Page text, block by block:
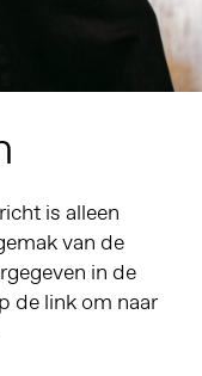
is alleen
van de
in de
de link om naar